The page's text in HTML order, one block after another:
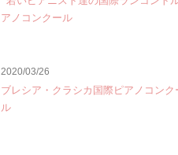
アノコンクール
2020/03/26
ブレシア・クラシカ国際ピアノコンク
ル